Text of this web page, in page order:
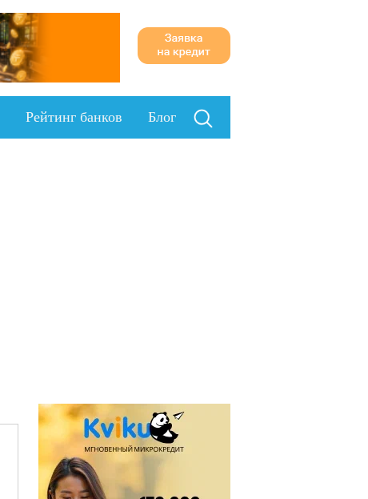
Рейтинг банков Блог